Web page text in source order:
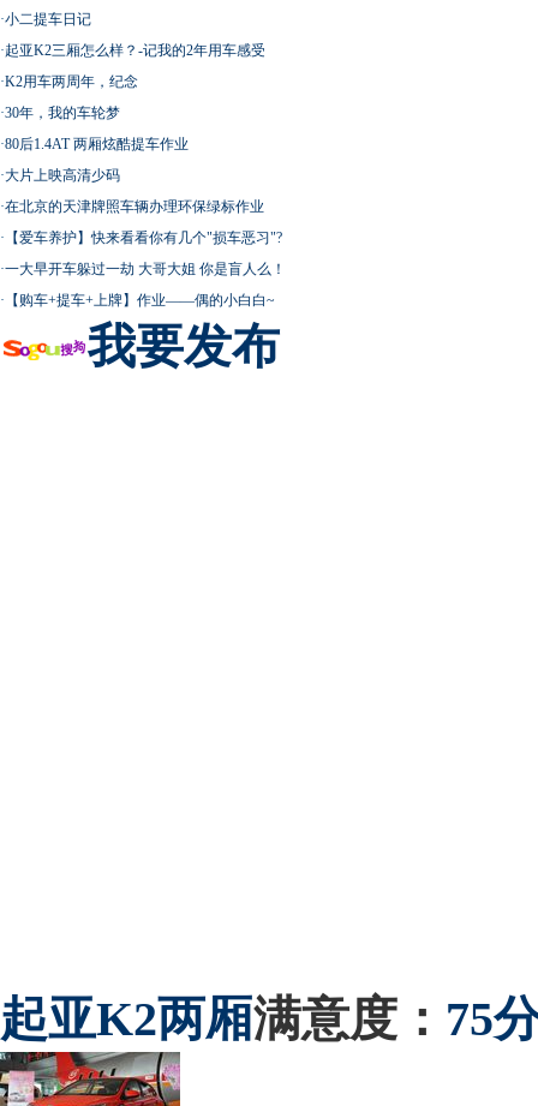
·小二提车日记
·起亚K2三厢怎么样？-记我的2年用车感受
·K2用车两周年，纪念
·30年，我的车轮梦
·80后1.4AT 两厢炫酷提车作业
·大片上映高清少码
·在北京的天津牌照车辆办理环保绿标作业
· 【爱车养护】快来看看你有几个"损车恶习"?
·一大早开车躲过一劫 大哥大姐 你是盲人么！
· 【购车+提车+上牌】作业——偶的小白白~
我要发布
起亚K2两厢满意度： 75